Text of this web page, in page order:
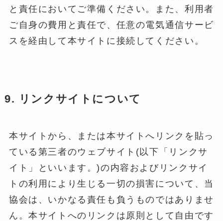
と責任においてご準備ください。また、利用者
ご自身の費用と責任で、任意の電気通信サービ
スを経由して本サイトに接続してください。
9. リンクサイトについて
本サイトから、または本サイトへリンクを貼っ
ている第三者のウェブサイト(以下「リンクサ
イト」といいます。)の内容およびリンクサイ
トの利用により生じる一切の損害について、当
協会は、いかなる責任も負うものではありませ
ん。本サイトへのリンクは原則として自由です